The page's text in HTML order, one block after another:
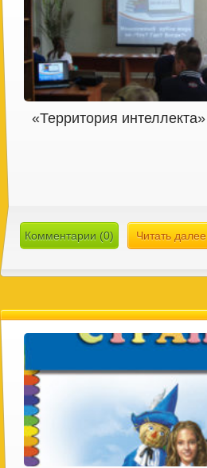
«Территория интеллекта»
Комментарии (0) Читать далее